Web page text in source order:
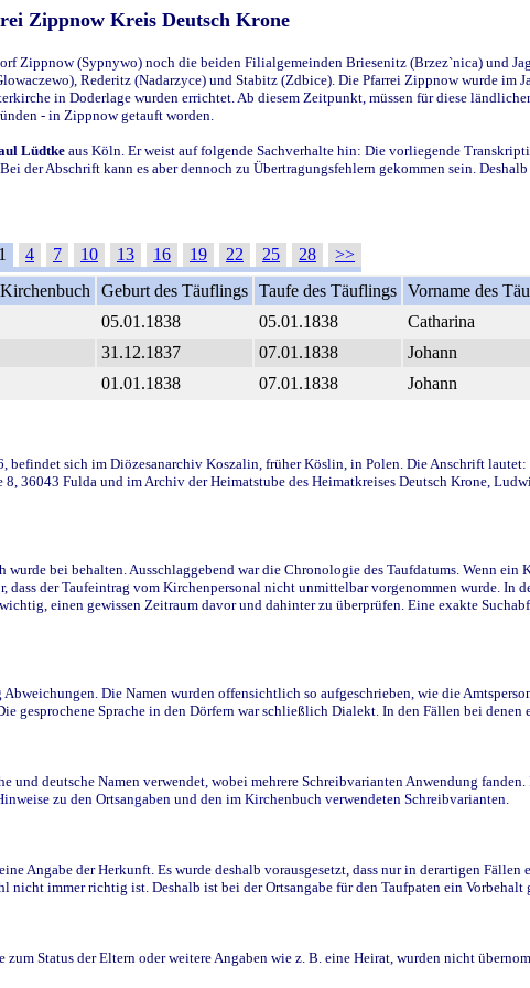
Zippnow Kreis Deutsch Krone
Zippnow (Sypnywo) noch die beiden Filialgemeinden Briesenitz (Brzez`nica) und
Rederitz (Nadarzyce) und Stabitz (Zdbice). Die Pfarrei Zippnow wurde
in Doderlage wurden errichtet. Ab diesem Zeitpunkt, müssen für diese
- in Zippnow getauft worden.
Lüdtke aus Köln. Er weist auf folgende Sachverhalte hin: Die vorliegende
der Abschrift kann es aber dennoch zu Übertragungsfehlern gekommen sein.
1 4 7 10 13 16 19 22 25 28
>>
Geburt des Täuflings Taufe des Täuflings Vorname des
05.01.1838 05.01.1838 Catharina
31.12.1837 07.01.1838 Johann
01.01.1838 07.01.1838 Johann
befindet sich im Diözesanarchiv Koszalin, früher Köslin, in Polen. Die Anschrift
8, 36043 Fulda und im Archiv der Heimatstube des Heimatkreises Deutsch Krone,
bei behalten. Ausschlaggebend war die Chronologie des Taufdatums. Wenn
dass der Taufeintrag vom Kirchenpersonal nicht unmittelbar vorgenommen wurde.
einen gewissen Zeitraum davor und dahinter zu überprüfen. Eine exakte
Die Namen wurden offensichtlich so aufgeschrieben, wie die
gesprochene Sprache in den Dörfern war schließlich Dialekt. In den Fällen bei
und deutsche Namen verwendet, wobei mehrere Schreibvarianten Anwendung
zu den Ortsangaben und den im Kirchenbuch verwendeten Schreibvarianten.
Angabe der Herkunft. Es wurde deshalb vorausgesetzt, dass nur in derartigen
nicht immer richtig ist. Deshalb ist bei der Ortsangabe für den Taufpaten ein
Status der Eltern oder weitere Angaben wie z. B. eine Heirat, wurden nicht